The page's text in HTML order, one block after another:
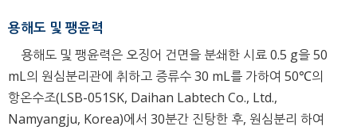
용해도 및 팽윤력
용해도 및 팽윤력은 오징어 건면을 분쇄한 시료 0.5 g을 50
mL의 원심분리관에 취하고 증류수 30 mL를 가하여 50℃의
항온수조(LSB-051SK, Daihan Labtech Co., Ltd.,
Namyangju, Korea)에서 30분간 진탕한 후, 원심분리 하여